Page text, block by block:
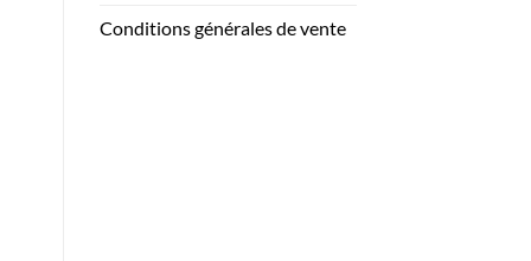
Conditions générales de vente